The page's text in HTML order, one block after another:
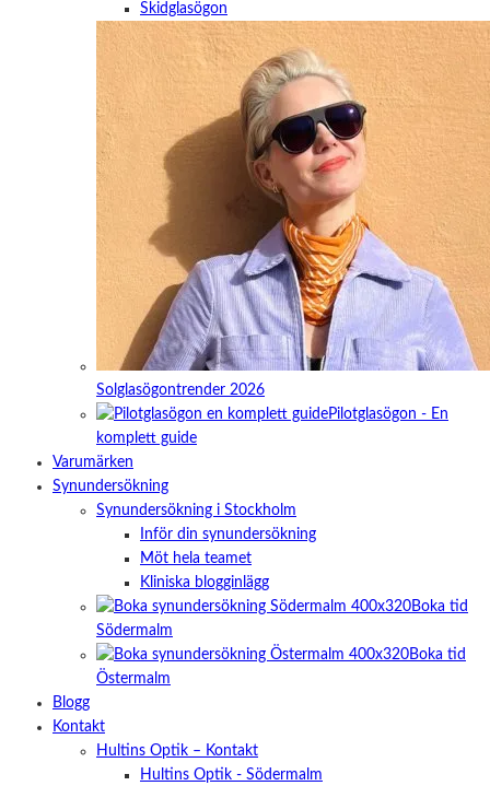
Skidglasögon
Solglasögontrender 2026
Pilotglasögon - En
komplett guide
Varumärken
Synundersökning
Synundersökning i Stockholm
Inför din synundersökning
Möt hela teamet
Kliniska blogginlägg
Boka tid
Södermalm
Boka tid
Östermalm
Blogg
Kontakt
Hultins Optik – Kontakt
Hultins Optik - Södermalm
Marknadsföring
Genom att dela
med dig av dina
intressen och
ditt beteende
när du surfar
ökar du chansen